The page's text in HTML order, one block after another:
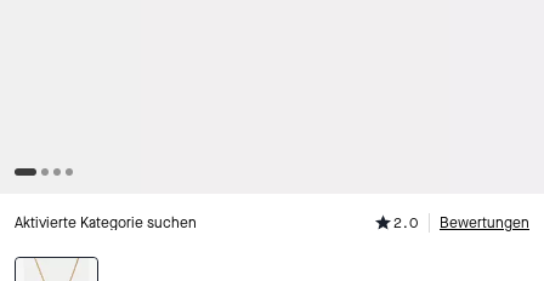
Aktivierte Kategorie suchen 2.0 Bewertungen